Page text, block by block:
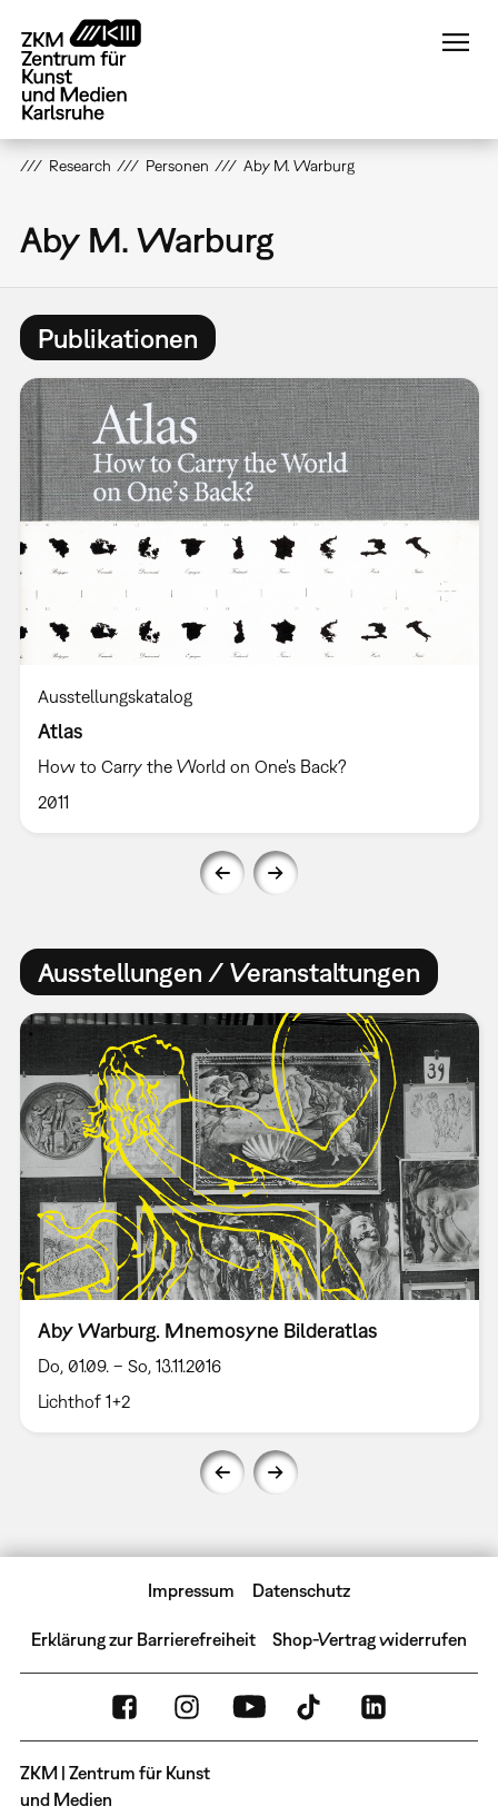
zum
Inhalt
Research Personen Aby M. Warburg
Aby M. Warburg
Publikationen
Ausstellungskatalog
Atlas
How to Carry the World on One's Back?
2011
Ausstellungen / Veranstaltungen
Aby Warburg. Mnemosyne Bilderatlas
Do, 01.09. – So, 13.11.2016
Lichthof 1+2
Impressum Datenschutz
Erklärung zur Barrierefreiheit Shop-Vertrag widerrufen
ZKM | Zentrum für Kunst
und Medien